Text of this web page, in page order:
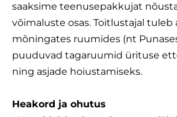
saaksime teenusepakkujat
võimaluste osas. Toitlustajal tuleb
mõningates ruumides (nt
puuduvad tagaruumid ürituse
ning asjade hoiustamiseks.
Heakord ja ohutus